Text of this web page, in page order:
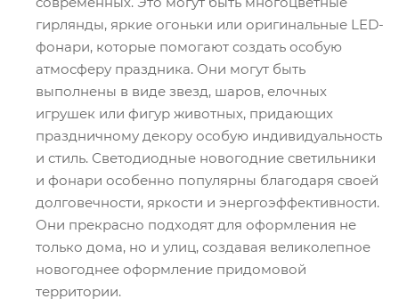
гирлянды, яркие огоньки или оригинальные LED-
фонари, которые помогают создать особую
атмосферу праздника. Они могут быть
выполнены в виде звезд, шаров, елочных
игрушек или фигур животных, придающих
праздничному декору особую индивидуальность
и стиль. Светодиодные новогодние светильники
и фонари особенно популярны благодаря своей
долговечности, яркости и энергоэффективности.
Они прекрасно подходят для оформления не
только дома, но и улиц, создавая великолепное
новогоднее оформление придомовой
территории.